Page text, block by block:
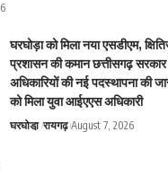
घरघोड़ा को मिला नया एसडीएम,
प्रशासन की कमान छत्तीसगढ़
अधिकारियों की नई पदस्थापना की
को मिला युवा आईएएस अधिकारी
घरघोडा़ रायगढ़ August 7, 2026